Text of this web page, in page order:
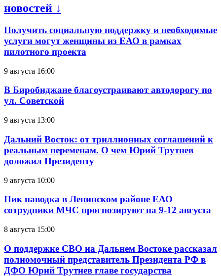
новостей ↓
Получить социальную поддержку и необходимые
услуги могут женщины из ЕАО в рамках
пилотного проекта
9 августа 16:00
В Биробиджане благоустраивают автодорогу по
ул. Советской
9 августа 13:00
Дальний Восток: от триллионных соглашений к
реальным переменам. О чем Юрий Трутнев
доложил Президенту
9 августа 10:00
Пик паводка в Ленинском районе ЕАО
сотрудники МЧС прогнозируют на 9-12 августа
8 августа 15:00
О поддержке СВО на Дальнем Востоке рассказал
полномочный представитель Президента РФ в
ДФО Юрий Трутнев главе государства